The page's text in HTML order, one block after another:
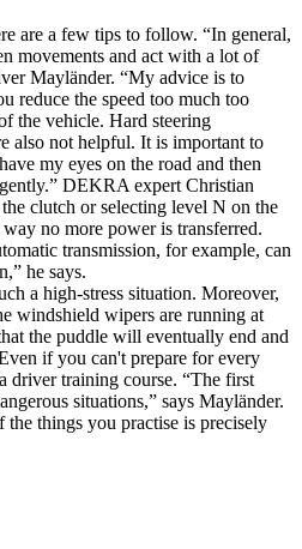
are a few tips to follow. “In general,
movements and act with a lot of
Mayländer. “My advice is to
reduce the speed too much too
the vehicle. Hard steering
also not helpful. It is important to
my eyes on the road and then
DEKRA expert Christian
clutch or selecting level N on the
no more power is transferred.
transmission, for example, can
he says.
a high-stress situation. Moreover,
windshield wipers are running at
the puddle will eventually end and
if you can't prepare for every
driver training course. “The first
situations,” says Mayländer.
things you practise is precisely